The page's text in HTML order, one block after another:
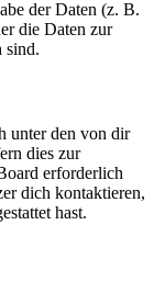
der Daten (z. B.
die Daten zur
sind.
unter den von dir
dies zur
erforderlich
dich kontaktieren,
hast.